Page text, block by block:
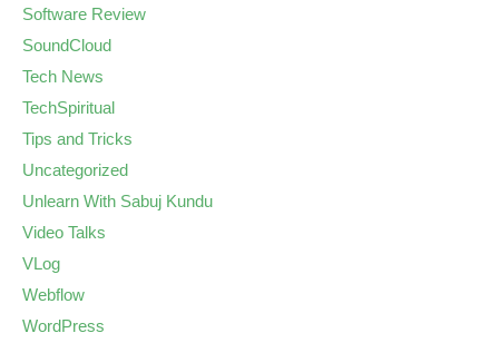
Software Review
SoundCloud
Tech News
TechSpiritual
Tips and Tricks
Uncategorized
Unlearn With Sabuj Kundu
Video Talks
VLog
Webflow
WordPress